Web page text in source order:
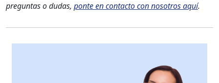
preguntas o dudas, ponte en contacto con nosotros aquí.